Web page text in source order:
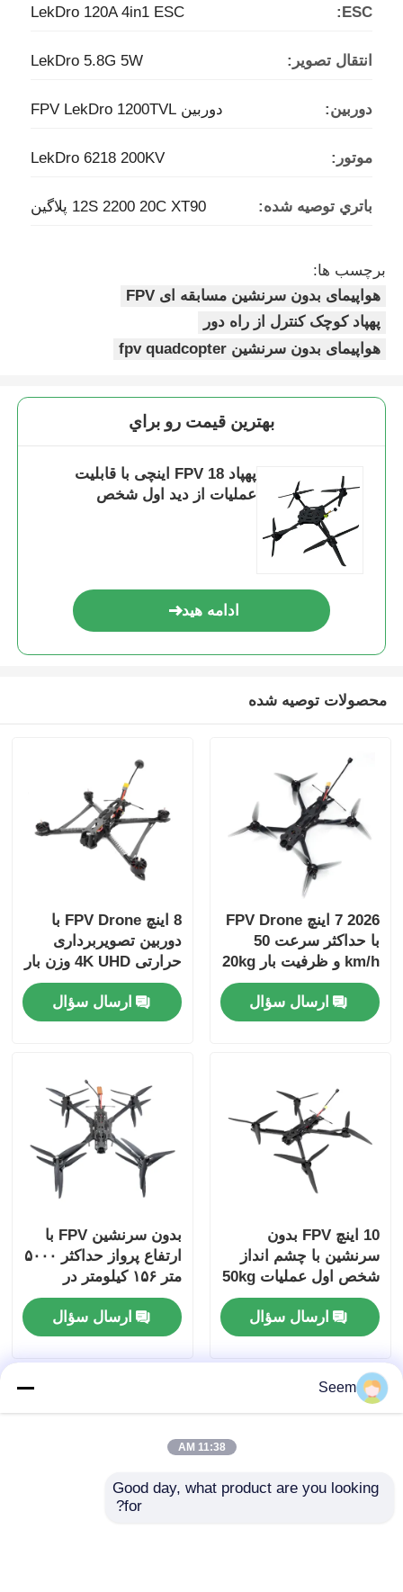
ESC:
LekDro 120A 4in1 ESC
انتقال تصویر: LekDro 5.8G 5W
دوربین: دوربین FPV LekDro 1200TVL
موتور: LekDro 6218 200KV
باتري توصيه شده: 12S 2200 20C XT90 پلاگین
برچسب ها:
هواپیمای بدون سرنشین مسابقه ای FPV
پهپاد کوچک کنترل از راه دور
هواپیمای بدون سرنشین fpv quadcopter
بهترين قيمت رو براي
پهپاد FPV 18 اینچی با قابلیت
عملیات از دید اول شخص
ادامه هید
محصولات توصیه شده
2026 7 اینچ FPV Drone
با حداکثر سرعت 50
km/h و ظرفیت بار 20kg
برای کاربردهای صنعتی
ارسال سؤال
8 اینچ FPV Drone با
دوربین تصویربرداری
حرارتی 4K UHD وزن بار
50 کیلو و حداکثر فاصله
پرواز 20 کیلومتر
ارسال سؤال
10 اینچ FPV بدون
سرنشین با چشم انداز
شخص اول عملیات 50kg
بار مفید و 20km حداکثر
فاصله پروازارسال سؤال
بدون سرنشین FPV با
ارتفاع پرواز حداکثر ۵۰۰۰
متر ۱۵۶ کیلومتر در
ساعت سرعت و محدوده
۲۰ کیلومتری برای
کاربردهای صنعتی
ارسال سؤال
Seem
11:38 AM
Good day, what product are you looking
for?